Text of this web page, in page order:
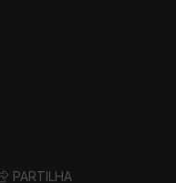
PARTILHA